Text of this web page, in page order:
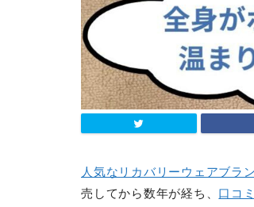
人気なリカバリーウェアブラ
売してから数年が経ち、 口コミ